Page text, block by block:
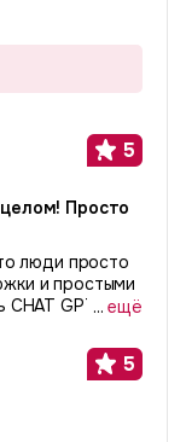
5
Просто
люди просто
и простыми
CHAT GPT или
за
...ещё
5